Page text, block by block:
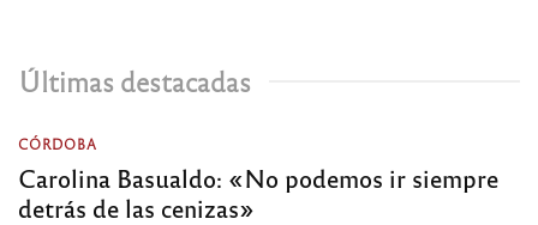
Últimas destacadas
CÓRDOBA
Carolina Basualdo: «No podemos ir siempre
detrás de las cenizas»